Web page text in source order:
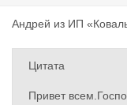
Андрей из ИП
Цитата
Привет